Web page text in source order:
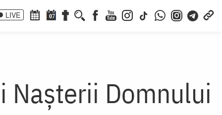
LIVE 07
Naşterii Domnului